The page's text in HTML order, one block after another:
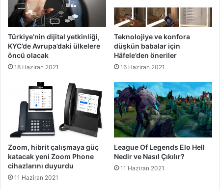
Türkiye’nin dijital yetkinliği,
KYC’de Avrupa’daki ülkelere
öncü olacak
18 Haziran 2021
Teknolojiye ve konfora
düşkün babalar için
Häfele’den öneriler
16 Haziran 2021
Zoom, hibrit çalışmaya güç
katacak yeni Zoom Phone
cihazlarını duyurdu
11 Haziran 2021
League Of Legends Elo Hell
Nedir ve Nasıl Çıkılır?
11 Haziran 2021